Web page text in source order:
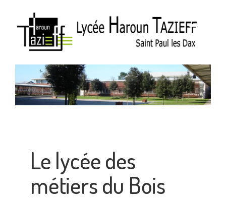
Le lycée des
métiers du Bois